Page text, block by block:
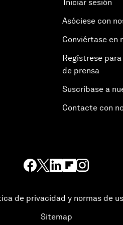
Iniciar sesión
Asóciese con
Conviértase en
Regístrese
de prensa
Suscríbase a
Contacte con
de privacidad y normas de
Sitemap